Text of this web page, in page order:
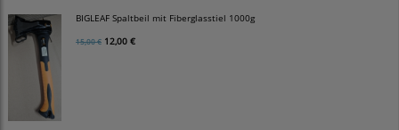
BIGLEAF Spaltbeil mit Fiberglasstiel 1000g
15,00 € 12,00 €